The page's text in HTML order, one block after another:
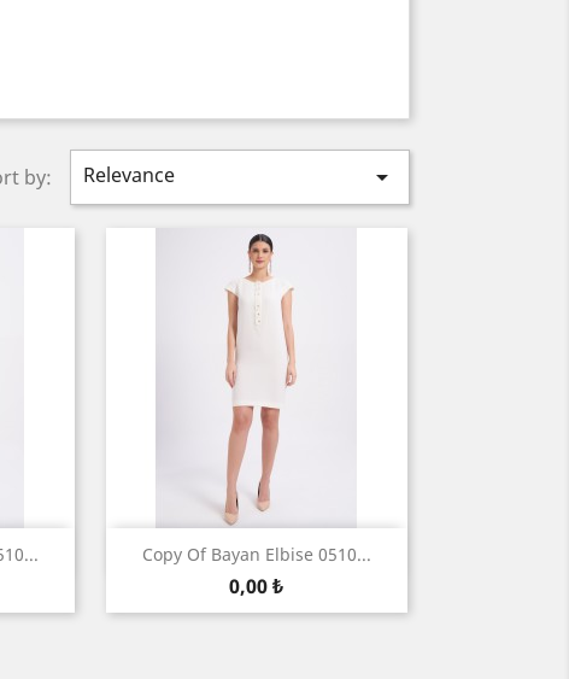
by: Relevance 
Copy Of Bayan Elbise 0510...
ფასი
0,00 ₺
ნახვა